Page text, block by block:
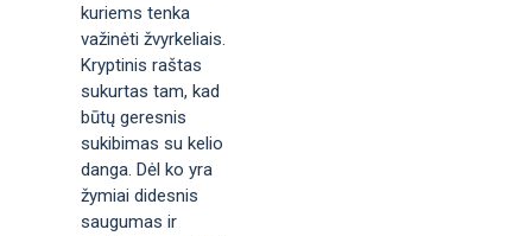
kuriems tenka
važinėti žvyrkeliais.
Kryptinis raštas
sukurtas tam, kad
būtų geresnis
sukibimas su kelio
danga. Dėl ko yra
žymiai didesnis
saugumas ir